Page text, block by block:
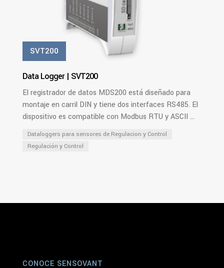
SVT200
Data Logger | SVT200
El registrador de datos MDS200 está diseñado para
montaje en carril DIN y tiene dos interfaces RS485. El
dispositivo es compatible con Modbus RTU y ASCII ...
Dataloggers para sensores de Regulacion y Control
Regulación y Control
CONOCE SENSOVANT